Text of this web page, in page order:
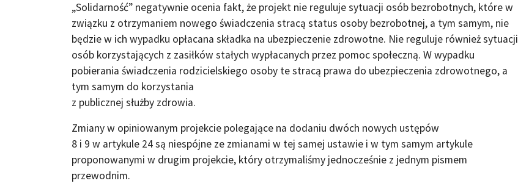
„Solidarność” negatywnie ocenia fakt, że projekt nie reguluje sytuacji osób bezrobotnych, które w
związku z otrzymaniem nowego świadczenia stracą status osoby bezrobotnej, a tym samym, nie
będzie w ich wypadku opłacana składka na ubezpieczenie zdrowotne. Nie reguluje również sytuacji
osób korzystających z zasiłków stałych wypłacanych przez pomoc społeczną. W wypadku
pobierania świadczenia rodzicielskiego osoby te stracą prawa do ubezpieczenia zdrowotnego, a
tym samym do korzystania
z publicznej służby zdrowia.
Zmiany w opiniowanym projekcie polegające na dodaniu dwóch nowych ustępów
8 i 9 w artykule 24 są niespójne ze zmianami w tej samej ustawie i w tym samym artykule
proponowanymi w drugim projekcie, który otrzymaliśmy jednocześnie z jednym pismem
przewodnim.